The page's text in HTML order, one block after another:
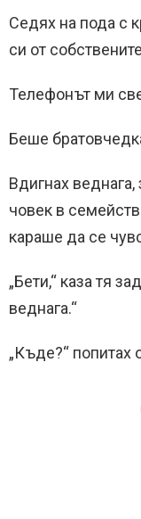
Седях на пода с
си от
Телефонът ми
Беше
Вдигнах
човек в
караше да се
„Бети,“ каза тя
веднага.“
„Къде?“ попитах